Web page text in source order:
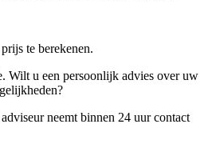
te berekenen.
Wilt u een persoonlijk advies over uw
neemt binnen 24 uur contact